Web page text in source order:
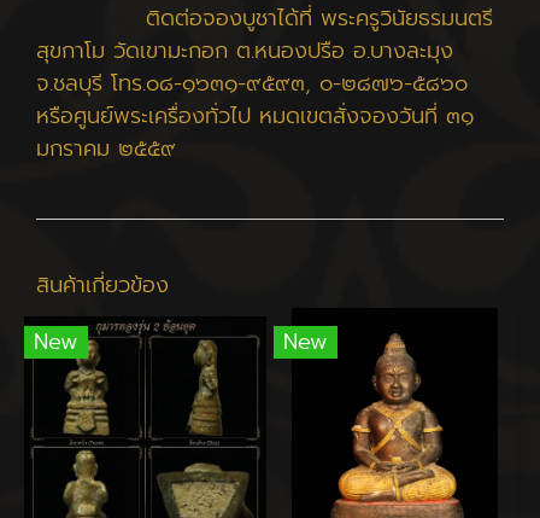
ติดต่อจองบูชาได้ที่ พระครูวินัยธรมนตรี
สุขกาโม วัดเขามะกอก ต.หนองปรือ อ.บางละมุง
จ.ชลบุรี โทร.๐๘-๑๖๓๑-๙๕๙๓, ๐-๒๘๗๖-๕๘๖๐
หรือศูนย์พระเครื่องทั่วไป หมดเขตสั่งจองวันที่ ๓๑
มกราคม ๒๕๕๙
สินค้าเกี่ยวข้อง
New
New